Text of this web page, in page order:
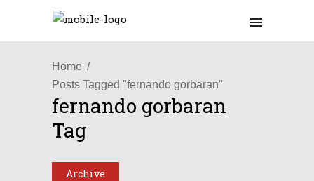
Home
Posts Tagged "fernando gorbaran"
fernando gorbaran
Tag
Archive